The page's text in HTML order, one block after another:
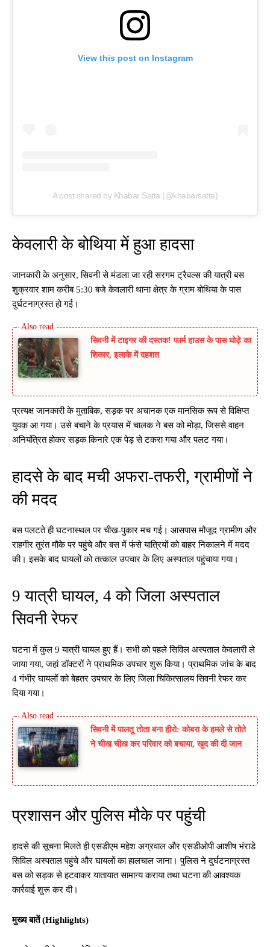
View this post on Instagram
A post shared by Khabar Satta (@khabarsatta)
केवलारी के बोथिया में हुआ हादसा
जानकारी के अनुसार, सिवनी से मंडला जा रही सरगम ट्रैवल्स की यात्री बस
शुक्रवार शाम करीब 5:30 बजे केवलारी थाना क्षेत्र के ग्राम बोथिया के पास
दुर्घटनाग्रस्त हो गई।
सिवनी में टाइगर की दस्तक! फार्म हाउस के पास घोड़े का
शिकार, इलाके में दहशत
प्रत्यक्ष जानकारी के मुताबिक, सड़क पर अचानक एक मानसिक रूप से विक्षिप्त
युवक आ गया। उसे बचाने के प्रयास में चालक ने बस को मोड़ा, जिससे वाहन
अनियंत्रित होकर सड़क किनारे एक पेड़ से टकरा गया और पलट गया।
हादसे के बाद मची अफरा-तफरी, ग्रामीणों ने
की मदद
बस पलटते ही घटनास्थल पर चीख-पुकार मच गई। आसपास मौजूद ग्रामीण और
राहगीर तुरंत मौके पर पहुंचे और बस में फंसे यात्रियों को बाहर निकालने में मदद
की। इसके बाद घायलों को तत्काल उपचार के लिए अस्पताल पहुंचाया गया।
9 यात्री घायल, 4 को जिला अस्पताल
सिवनी रेफर
घटना में कुल 9 यात्री घायल हुए हैं। सभी को पहले सिविल अस्पताल केवलारी ले
जाया गया, जहां डॉक्टरों ने प्राथमिक उपचार शुरू किया। प्राथमिक जांच के बाद
4 गंभीर घायलों को बेहतर उपचार के लिए जिला चिकित्सालय सिवनी रेफर कर
दिया गया।
सिवनी में पालतू तोता बना हीरो: कोबरा के हमले से तोते
ने चीख चीख कर परिवार को बचाया, खुद की दी जान
प्रशासन और पुलिस मौके पर पहुंची
हादसे की सूचना मिलते ही एसडीएम महेश अग्रवाल और एसडीओपी आशीष भंराडे
सिविल अस्पताल पहुंचे और घायलों का हालचाल जाना। पुलिस ने दुर्घटनाग्रस्त
बस को सड़क से हटवाकर यातायात सामान्य कराया तथा घटना की आवश्यक
कार्रवाई शुरू कर दी।
मुख्य बातें (Highlights)